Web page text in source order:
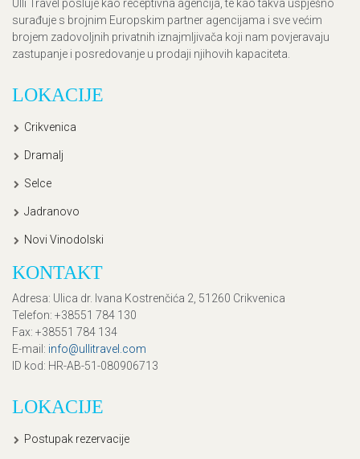
Ulli Travel posluje kao receptivna agencija, te kao takva uspješno
surađuje s brojnim Europskim partner agencijama i sve većim
brojem zadovoljnih privatnih iznajmljivača koji nam povjeravaju
zastupanje i posredovanje u prodaji njihovih kapaciteta.
LOKACIJE
Crikvenica
Dramalj
Selce
Jadranovo
Novi Vinodolski
KONTAKT
Adresa: Ulica dr. Ivana Kostrenčića 2, 51260 Crikvenica
Telefon: +38551 784 130
Fax: +38551 784 134
E-mail: info@ullitravel.com
ID kod: HR-AB-51-080906713
LOKACIJE
Postupak rezervacije